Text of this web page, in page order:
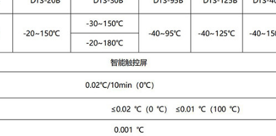
恒温油槽
温油槽
能油槽
DTS-10B 超便携智
DTS-20B 超便携智
DTS-40B 超便携智